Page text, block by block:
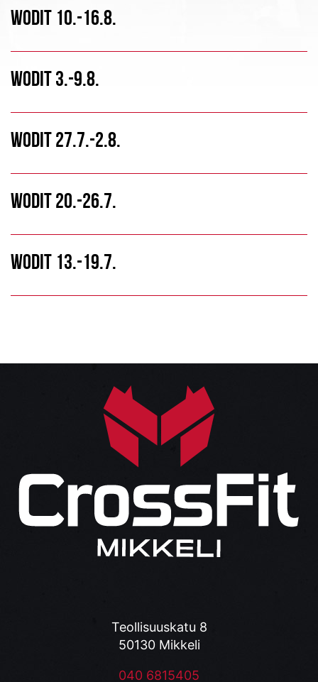
WODIT 10.-16.8.
WODIT 3.-9.8.
WODIT 27.7.-2.8.
WODIT 20.-26.7.
WODIT 13.-19.7.
Teollisuuskatu 8
50130 Mikkeli
040 6815405